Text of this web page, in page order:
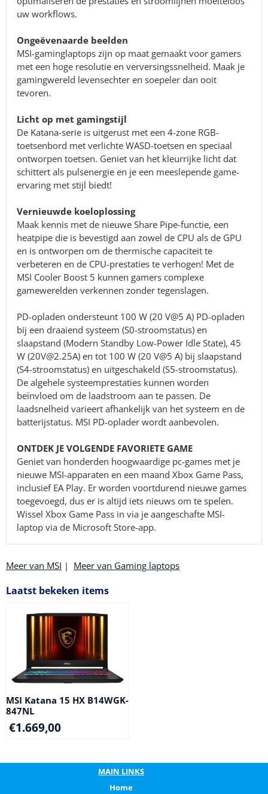
uw workflows.
Ongeëvenaarde beelden
MSI-gaminglaptops zijn op maat gemaakt voor gamers
met een hoge resolutie en verversingssnelheid. Maak je
gamingwereld levensechter en soepeler dan ooit
tevoren.
Licht op met gamingstijl
De Katana-serie is uitgerust met een 4-zone RGB-
toetsenbord met verlichte WASD-toetsen en speciaal
ontworpen toetsen. Geniet van het kleurrijke licht dat
schittert als pulsenergie en je een meeslepende game-
ervaring met stijl biedt!
Vernieuwde koeloplossing
Maak kennis met de nieuwe Share Pipe-functie, een
heatpipe die is bevestigd aan zowel de CPU als de GPU
en is ontworpen om de thermische capaciteit te
verbeteren en de CPU-prestaties te verhogen! Met de
MSI Cooler Boost 5 kunnen gamers complexe
gamewerelden verkennen zonder tegenslagen.
PD-opladen ondersteunt 100 W (20 V@5 A) PD-opladen
bij een draaiend systeem (S0-stroomstatus) en
slaapstand (Modern Standby Low-Power Idle State), 45
W (20V@2.25A) en tot 100 W (20 V@5 A) bij slaapstand
(S4-stroomstatus) en uitgeschakeld (S5-stroomstatus).
De algehele systeemprestaties kunnen worden
beïnvloed om de laadstroom aan te passen. De
laadsnelheid varieert afhankelijk van het systeem en de
batterijstatus. MSI PD-oplader wordt aanbevolen.
ONTDEK JE VOLGENDE FAVORIETE GAME
Geniet van honderden hoogwaardige pc-games met je
nieuwe MSI-apparaten en een maand Xbox Game Pass,
inclusief EA Play. Er worden voortdurend nieuwe games
toegevoegd, dus er is altijd iets nieuws om te spelen.
Wissel Xbox Game Pass in via je aangeschafte MSI-
laptop via de Microsoft Store-app.
Meer van MSI | Meer van Gaming laptops
Laatst bekeken items
MSI Katana 15 HX B14WGK-
847NL
€1.669,00
MAIN LINKS
Home